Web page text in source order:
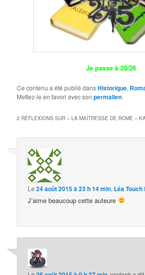
Je passe à 20/26
Ce contenu a été publié dansHistorique,
Mettez-le en favori avec sonpermalien.
2 RÉFLEXIONS SUR «LA MAÎTRESSE DE ROME –
Le24 août 2015 à 23 h 14 min, Léa Touch
J’aime beaucoup cette auteure